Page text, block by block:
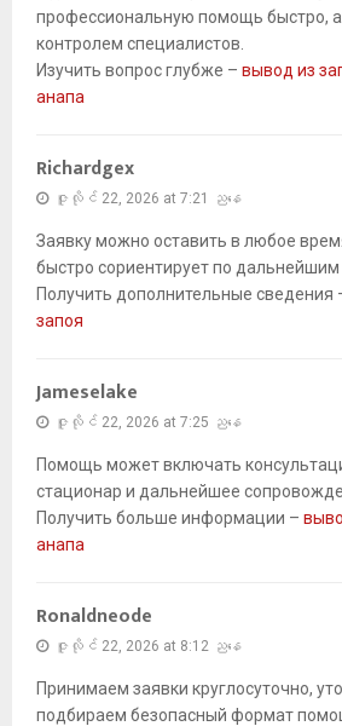
профессиональную помощь быстро,
контролем специалистов.
Изучить вопрос глубже – вывод из
анапа
Richardgex
ဇူလိုင် 22, 2026 at 7:21 ညနေ
Заявку можно оставить в любое
быстро сориентирует по дальнейшим
Получить дополнительные сведения
запоя
Jameselake
ဇူလိုင် 22, 2026 at 7:25 ညနေ
Помощь может включать
стационар и дальнейшее
Получить больше информации –
анапа
Ronaldneode
ဇူလိုင် 22, 2026 at 8:12 ညနေ
Принимаем заявки круглосуточно,
подбираем безопасный формат